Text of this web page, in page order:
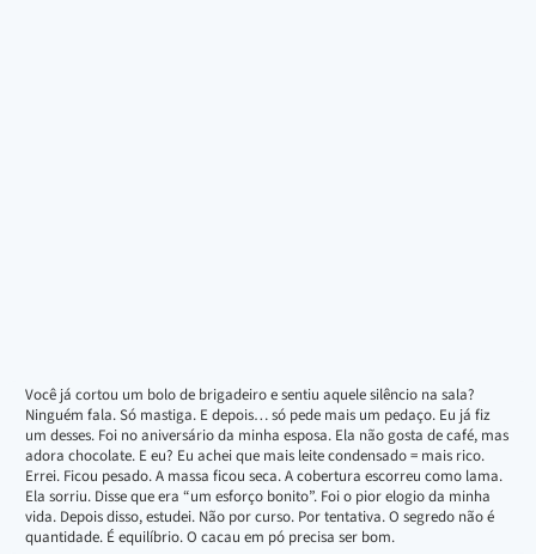
Você já cortou um bolo de brigadeiro e sentiu aquele silêncio na sala?
Ninguém fala. Só mastiga. E depois… só pede mais um pedaço. Eu já fiz
um desses. Foi no aniversário da minha esposa. Ela não gosta de café, mas
adora chocolate. E eu? Eu achei que mais leite condensado = mais rico.
Errei. Ficou pesado. A massa ficou seca. A cobertura escorreu como lama.
Ela sorriu. Disse que era “um esforço bonito”. Foi o pior elogio da minha
vida. Depois disso, estudei. Não por curso. Por tentativa. O segredo não é
quantidade. É equilíbrio. O cacau em pó precisa ser bom.